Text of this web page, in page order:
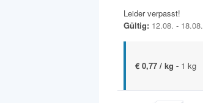
Leider verpasst!
Gültig: 12.08. - 18.08.
€ 0,77 / kg - 1 kg